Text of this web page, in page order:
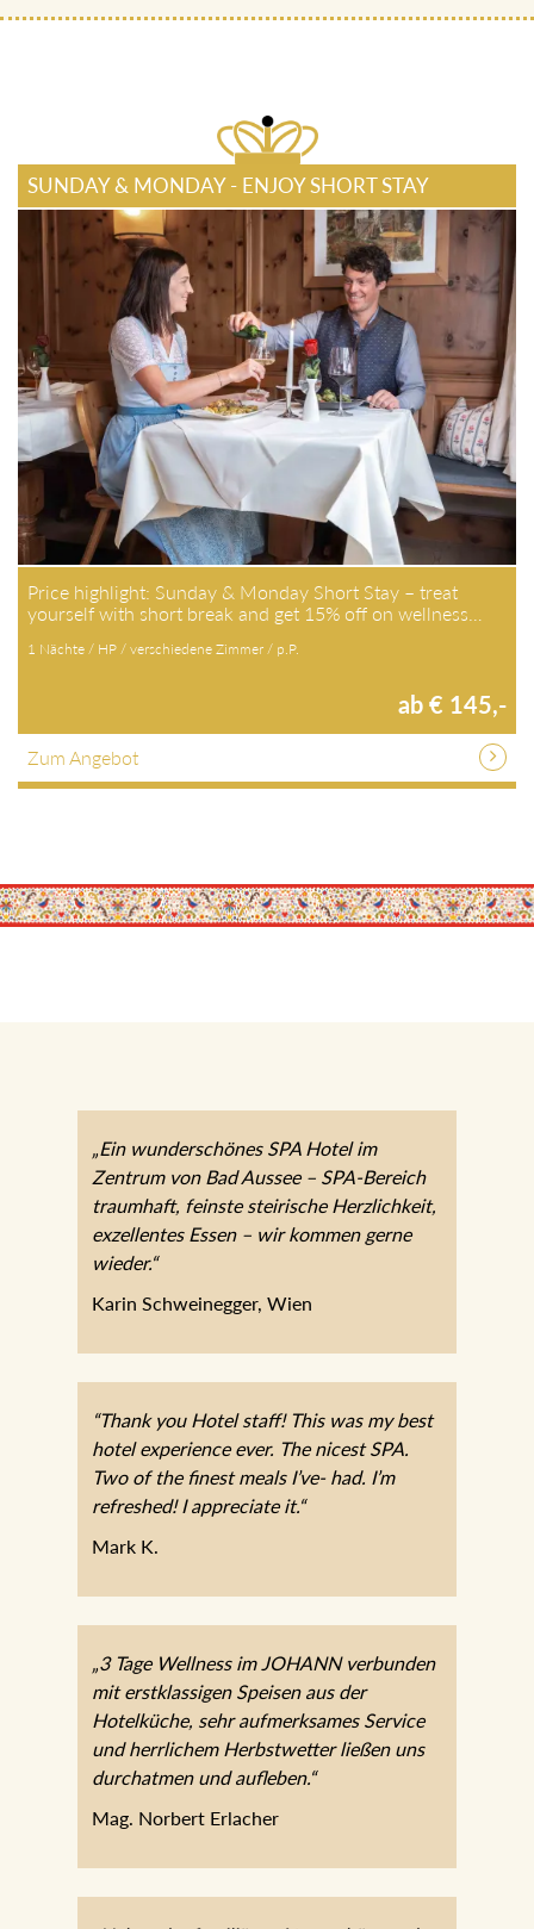
SUNDAY & MONDAY - ENJOY SHORT STAY
Price highlight: Sunday & Monday Short Stay – treat
yourself with short break and get 15% off on wellness…
1 Nächte / HP / verschiedene Zimmer / p.P.
ab € 145,-
Zum Angebot
„Ein wunderschönes SPA Hotel im
Zentrum von Bad Aussee – SPA-Bereich
traumhaft, feinste steirische Herzlichkeit,
exzellentes Essen – wir kommen gerne
wieder.“
Karin Schweinegger, Wien
“Thank you Hotel staff! This was my best
hotel experience ever. The nicest SPA.
Two of the finest meals I’ve- had. I’m
refreshed! I appreciate it.“
Mark K.
„3 Tage Wellness im JOHANN verbunden
mit erstklassigen Speisen aus der
Hotelküche, sehr aufmerksames Service
und herrlichem Herbstwetter ließen uns
durchatmen und aufleben.“
Mag. Norbert Erlacher